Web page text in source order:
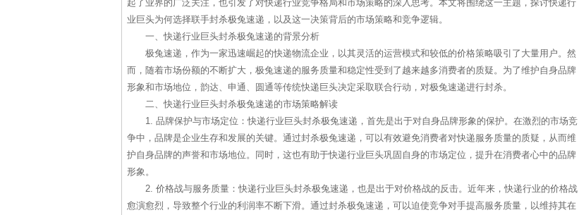
起了业界的广泛关注，也引发了对快递行业竞争格局和市场策略的深入思考。本文将围绕这一主题，探讨快递行
业巨头为何选择联手封杀极兔速递，以及这一决策背后的市场策略和竞争逻辑。
一、快递行业巨头封杀极兔速递的背景分析
极兔速递，作为一家迅速崛起的快递物流企业，以其灵活的运营模式和较低的价格策略吸引了大量用户。然
而，随着市场份额的不断扩大，极兔速递的服务质量和稳定性受到了越来越多消费者的质疑。为了维护自身品牌
形象和市场地位，韵达、申通、圆通等传统快递巨头决定采取联合行动，对极兔速递进行封杀。
二、快递行业巨头封杀极兔速递的市场策略解读
1. 品牌保护与市场定位：快递行业巨头封杀极兔速递，首先是出于对自身品牌形象的保护。在激烈的市场竞
争中，品牌是企业生存和发展的关键。通过封杀极兔速递，可以有效避免消费者对快递服务质量的质疑，从而维
护自身品牌的声誉和市场地位。同时，这也有助于快递行业巨头巩固自身的市场定位，提升在消费者心中的品牌
形象。
2. 价格战与服务质量：快递行业巨头封杀极兔速递，也是出于对价格战的反击。近年来，快递行业的价格战
愈演愈烈，导致整个行业的利润率不断下滑。通过封杀极兔速递，可以迫使竞争对手提高服务质量，以维持其在